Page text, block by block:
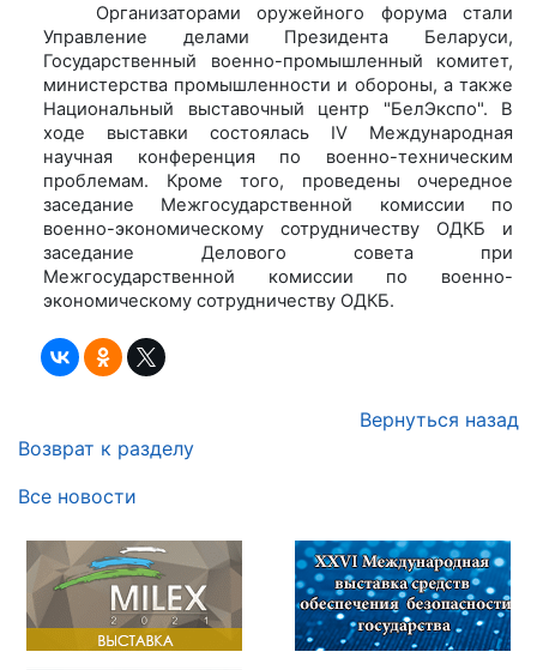
Организаторами оружейного форума стали
Управление делами Президента Беларуси,
Государственный военно-промышленный комитет,
министерства промышленности и обороны, а также
Национальный выставочный центр "БелЭкспо". В
ходе выставки состоялась IV Международная
научная конференция по военно-техническим
проблемам. Кроме того, проведены очередное
заседание Межгосударственной комиссии по
военно-экономическому сотрудничеству ОДКБ и
заседание Делового совета при
Межгосударственной комиссии по военно-
экономическому сотрудничеству ОДКБ.
Вернуться назад
Возврат к разделу
Все новости